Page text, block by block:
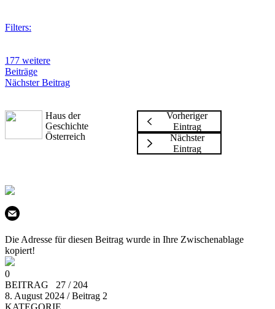
Filters:
177 weitere
Beiträge
Nächster Beitrag
Haus der
Geschichte
Österreich
Vorheriger
Eintrag
Nächster
Eintrag
Die Adresse für diesen Beitrag wurde in Ihre Zwischenablage
kopiert!
0
BEITRAG 27 / 204
8. August 2024 / Beitrag 2
KATEGORIE